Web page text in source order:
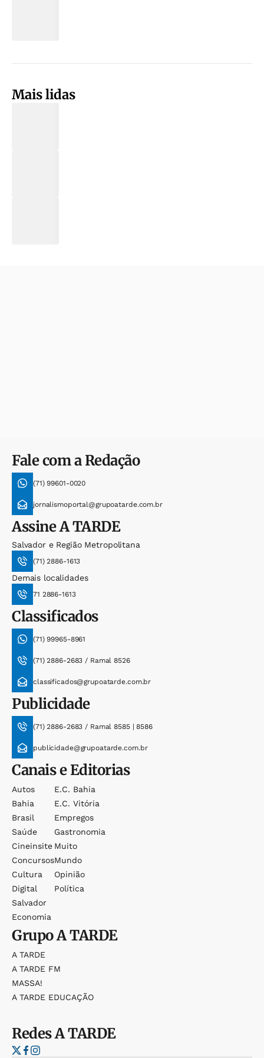
Mais lidas
Fale com a Redação
(71) 99601-0020
jornalismoportal@grupoatarde.com.br
AssineA TARDE
Salvador e Região Metropolitana
(71) 2886-1613
Demais localidades
71 2886-1613
Classificados
(71) 99965-8961
(71) 2886-2683 / Ramal 8526
classificados@grupoatarde.com.br
Publicidade
(71) 2886-2683 / Ramal 8585 | 8586
publicidade@grupoatarde.com.br
Canais e Editorias
Autos
Bahia
Brasil
Saúde
Cineinsite
Concursos
Cultura
Digital
Salvador
Economia
E.c. Bahia
E.c. Vitória
Empregos
Gastronomia
Muito
Mundo
Opinião
Política
GrupoA TARDE
A TARDE
A TARDE FM
MASSA!
A TARDE EDUCAÇÃO
RedesA TARDE